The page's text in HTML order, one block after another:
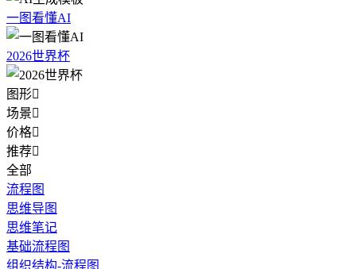
一图看懂AI
2026世界杯
图形
场景
价格
推荐
全部
流程图
思维导图
思维笔记
基础流程图
组织结构-流程图